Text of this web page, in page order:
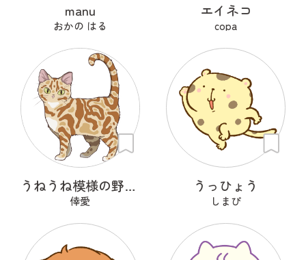
manu
おかの はる
エイネコ
copa
うねうね模様の野良猫
倖愛
うっひょう
しまぴ